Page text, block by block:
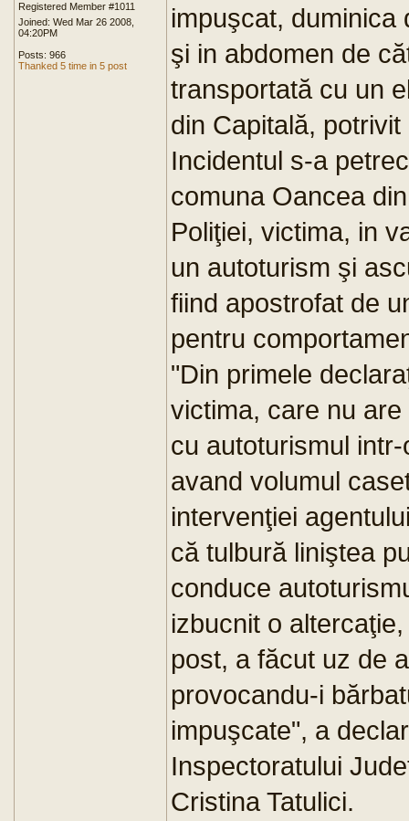
Registered Member #1011
Joined: Wed Mar 26 2008,
04:20PM
Posts: 966
Thanked 5 time in 5 post
impuşcat, duminica
şi in abdomen de
transportată cu un
din Capitală,
Incidentul s-a
comuna Oancea
Poliţiei, victima, in
un autoturism şi
fiind apostrofat de
pentru
"Din primele
victima, care nu
cu autoturismul
avand volumul
intervenţiei
că tulbură liniştea
conduce
izbucnit o
post, a făcut uz de
provocandu-i
impuşcate", a
Inspectoratului
Cristina Tatulici.